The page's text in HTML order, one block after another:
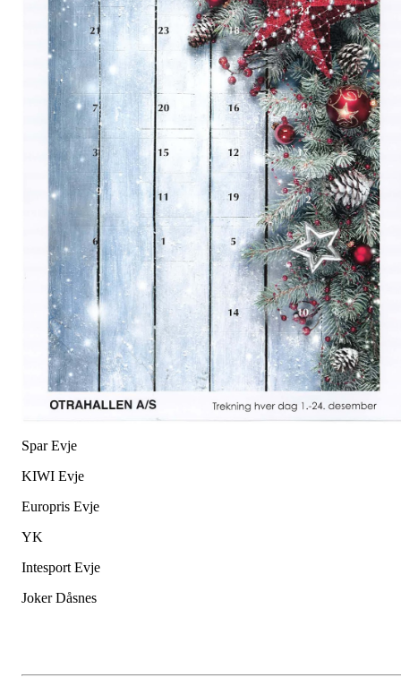
Spar Evje
KIWI Evje
Europris Evje
YK
Intesport Evje
Joker Dåsnes